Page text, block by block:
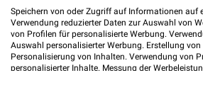
Biomarkt Eckernförde
Langebrückstraße 20
24340 Eckernförde
Speichern von oder Zugriff auf Informationen auf
Verwendung reduzierter Daten zur Auswahl von
von Profilen für personalisierte Werbung.
Auswahl personalisierter Werbung. Erstellung
Personalisierung von Inhalten. Verwendung von
personalisierter Inhalte. Messung der